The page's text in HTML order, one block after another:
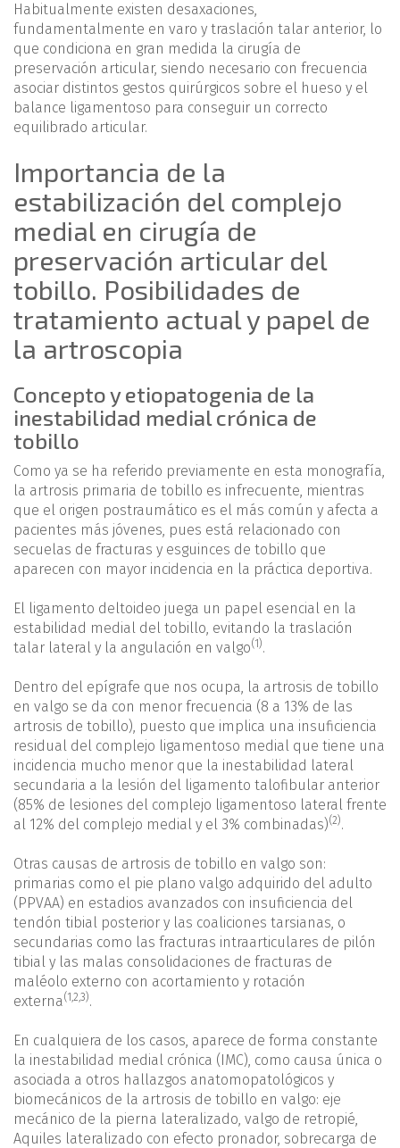
Habitualmente existen desaxaciones,
fundamentalmente en varo y traslación talar anterior, lo
que condiciona en gran medida la cirugía de
preservación articular, siendo necesario con frecuencia
asociar distintos gestos quirúrgicos sobre el hueso y el
balance ligamentoso para conseguir un correcto
equilibrado articular.
Importancia de la
estabilización del complejo
medial en cirugía de
preservación articular del
tobillo. Posibilidades de
tratamiento actual y papel de
la artroscopia
Concepto y etiopatogenia de la
inestabilidad medial crónica de
tobillo
Como ya se ha referido previamente en esta monografía,
la artrosis primaria de tobillo es infrecuente, mientras
que el origen postraumático es el más común y afecta a
pacientes más jóvenes, pues está relacionado con
secuelas de fracturas y esguinces de tobillo que
aparecen con mayor incidencia en la práctica deportiva.
El ligamento deltoideo juega un papel esencial en la
estabilidad medial del tobillo, evitando la traslación
talar lateral y la angulación en valgo(1).
Dentro del epígrafe que nos ocupa, la artrosis de tobillo
en valgo se da con menor frecuencia (8 a 13% de las
artrosis de tobillo), puesto que implica una insuficiencia
residual del complejo ligamentoso medial que tiene una
incidencia mucho menor que la inestabilidad lateral
secundaria a la lesión del ligamento talofibular anterior
(85% de lesiones del complejo ligamentoso lateral frente
al 12% del complejo medial y el 3% combinadas)(2).
Otras causas de artrosis de tobillo en valgo son:
primarias como el pie plano valgo adquirido del adulto
(PPVAA) en estadios avanzados con insuficiencia del
tendón tibial posterior y las coaliciones tarsianas, o
secundarias como las fracturas intraarticulares de pilón
tibial y las malas consolidaciones de fracturas de
maléolo externo con acortamiento y rotación
externa (1 2 3).
En cualquiera de los casos, aparece de forma constante
la inestabilidad medial crónica (IMC), como causa única o
asociada a otros hallazgos anatomopatológicos y
biomecánicos de la artrosis de tobillo en valgo: eje
mecánico de la pierna lateralizado, valgo de retropié,
Aquiles lateralizado con efecto pronador, sobrecarga de